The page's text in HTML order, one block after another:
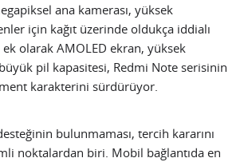
ana kamerası, yüksek
için kağıt üzerinde oldukça iddialı
olarak AMOLED ekran, yüksek
pil kapasitesi, Redmi Note serisinin
karakterini sürdürüyor.
bulunmaması, tercih kararını
noktalardan biri. Mobil bağlantıda en